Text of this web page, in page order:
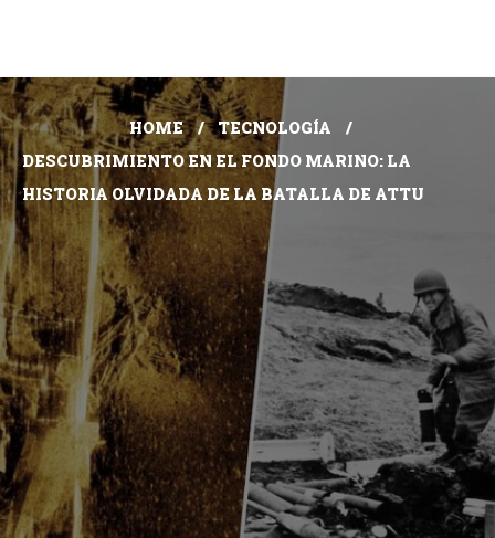
HOME
TECNOLOGÍA
DESCUBRIMIENTO EN EL FONDO MARINO: LA
HISTORIA OLVIDADA DE LA BATALLA DE ATTU